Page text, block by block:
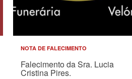
NOTA DE FALECIMENTO
Falecimento da Sra. Lucia
Cristina Pires.